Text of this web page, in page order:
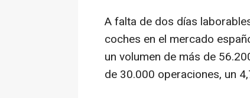
A falta de dos días
coches en el mercado
un volumen de más de
de 30.000 operaciones, un